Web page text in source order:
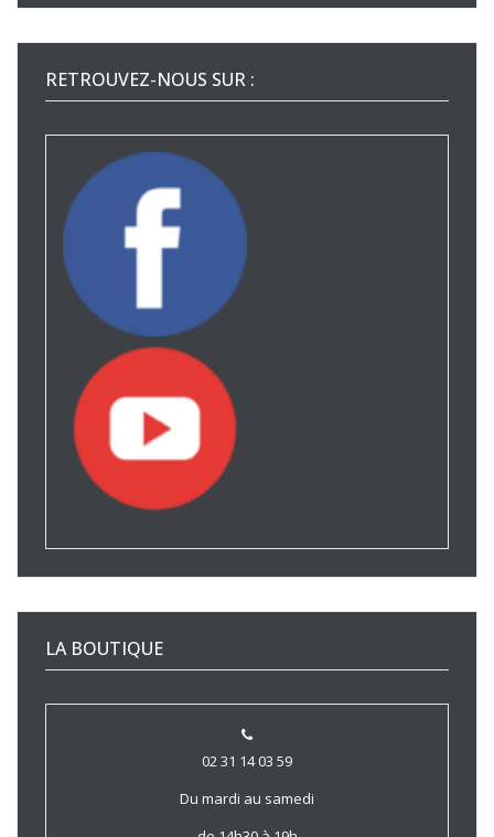
RETROUVEZ-NOUS SUR :
LA BOUTIQUE
02 31 14 03 59
Du mardi au samedi